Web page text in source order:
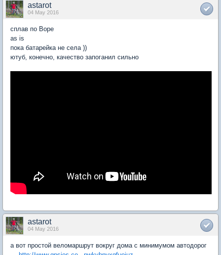
astarot
04 May 2016
сплав по Воре
as is
пока батарейка не села ))
ютуб, конечно, качество запоганил сильно
astarot
04 May 2016
а вот простой веломаршрут вокруг дома с минимумом автодорог